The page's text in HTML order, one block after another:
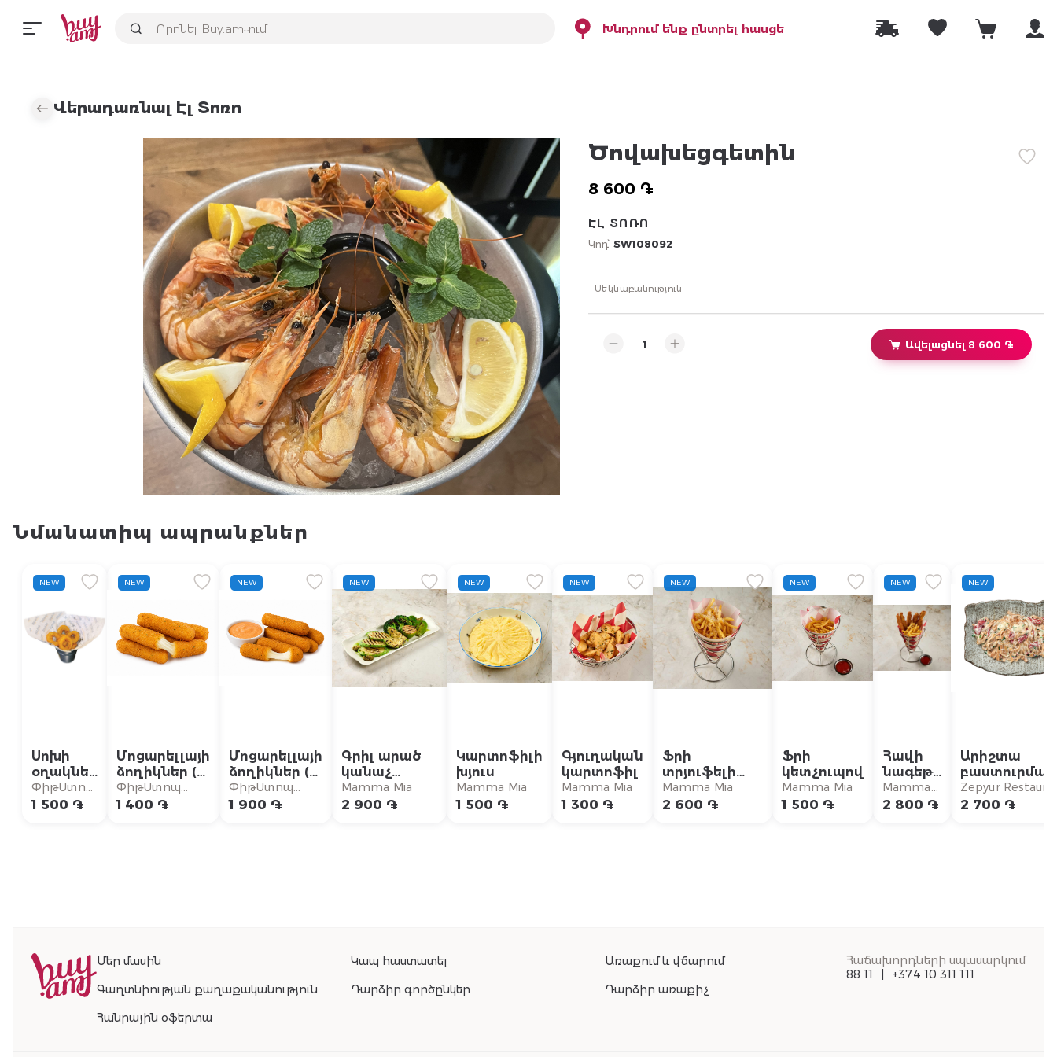
Խնդրում ենք ընտրել հասցե
Վերադառնալ Էլ Տոռո
Ծովախեցգետին
8 600 ֏
ԷԼ ՏՈՌՈ
Կոդ՝ SW108092
Մեկնաբանություն
Ավելացնել 8 600 ֏
Նմանատիպ ապրանքներ
NEW
Սոխի
օղակներ
(6 հատ)
ՓիթՍտոպ
Բուրգեր
1 500 ֏
NEW
Մոցարելլայի
ձողիկներ (5
հատ)
ՓիթՍտոպ
Բուրգեր
1 400 ֏
NEW
Մոցարելլայի
ձողիկներ (8
հատ)
ՓիթՍտոպ
Բուրգեր
1 900 ֏
NEW
Գրիլ արած
կանաչ
բանջարեղեն
Mamma Mia
2 900 ֏
NEW
Կարտոֆիլի
խյուս
Mamma Mia
1 500 ֏
NEW
Գյուղական
կարտոֆիլ
Mamma Mia
1 300 ֏
NEW
Ֆրի
տրյուֆելի
յուղով և ձյուն
պարմեզանով
Mamma Mia
2 600 ֏
NEW
Ֆրի
կետչուպով
Mamma Mia
1 500 ֏
NEW
Հավի
նագեթս
ֆրիով
Mamma
Mia
2 800 ֏
NEW
Արիշտա
Zepyur
2 700 ֏
Մեր մասին Կապ հաստատել
Առաքում և վճարում
Գաղտնիության քաղաքականություն
Դարձիր գործընկեր
Դարձիր առաքիչ
Հանրային օֆերտա
Հաճախորդների սպասարկում
88 11
+374 10 311 111